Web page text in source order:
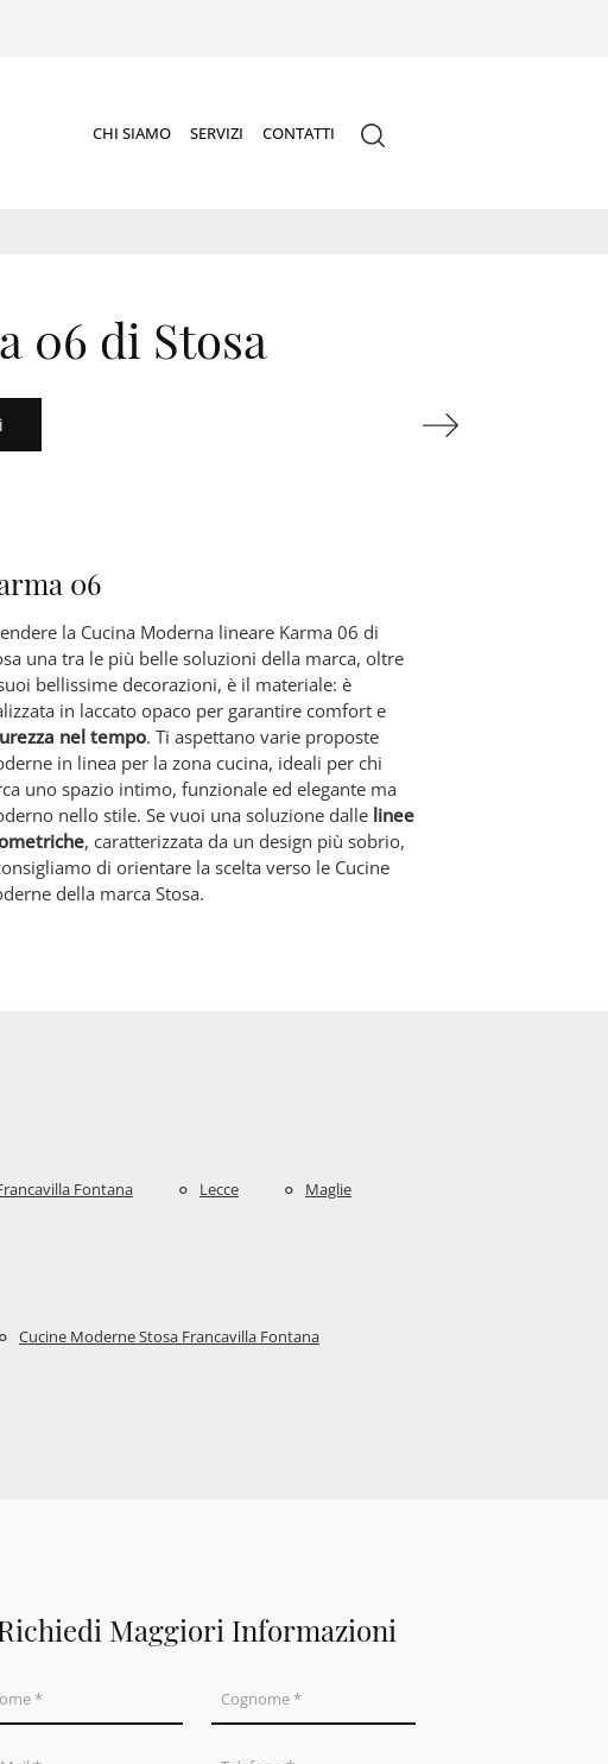
CHI SIAMO SERVIZI CONTATTI
06 di Stosa
06
la Cucina Moderna lineare Karma 06 di
una tra le più belle soluzioni della marca, oltre
bellissime decorazioni, è il materiale: è
in laccato opaco per garantire comfort e
nel tempo. Ti aspettano varie proposte
in linea per la zona cucina, ideali per chi
uno spazio intimo, funzionale ed elegante ma
nello stile. Se vuoi una soluzione dalle linee
, caratterizzata da un design più sobrio,
di orientare la scelta verso le Cucine
della marca Stosa.
Fontana Lecce Maglie
Cucine Moderne Stosa Francavilla Fontana
Maggiori Informazioni